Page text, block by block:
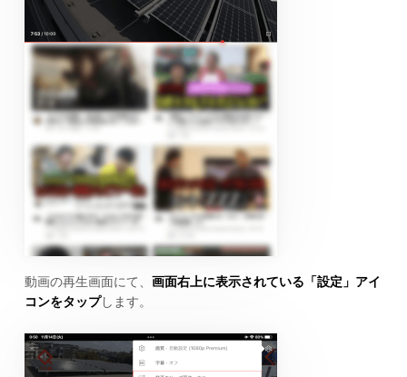
動画の再生画面にて、 画面右上に表示されている「設定」アイ
コンをタップします。